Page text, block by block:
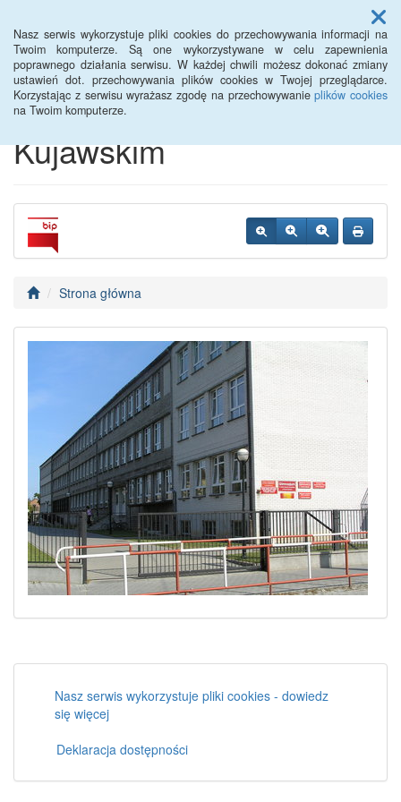
Nasz serwis wykorzystuje pliki cookies do przechowywania informacji na
Twoim komputerze. Są one wykorzystywane w celu zapewnienia
poprawnego działania serwisu. W każdej chwili możesz dokonać zmiany
ustawień dot. przechowywania plików cookies w Twojej przeglądarce.
Korzystając z serwisu wyrażasz zgodę na przechowywanieplików cookies
na Twoim komputerze.
Menu
Publiczna Szkoła
Podstawowa w Piotrkowie
Kujawskim
Strona główna
Nasz serwis wykorzystuje pliki cookies - dowiedz
się więcej
Deklaracja dostępności